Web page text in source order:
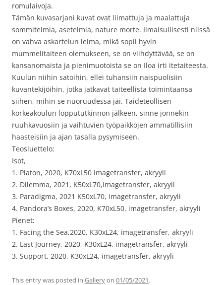
romulaivoja.
Tämän kuvasarjani kuvat ovat liimattuja ja maalattuja
sommitelmia, asetelmia, nature morte. Ilmaisullisesti niissä
on vahva askartelun leima, mikä sopii hyvin
mummelitaiteen olemukseen, se on viihdyttävää, se on
kansanomaista ja pienimuotoista se on Iloa irti itetaiteesta.
Kuulun niihin satoihin, ellei tuhansiin naispuolisiin
kuvantekijöihin, jotka jatkavat taiteellista toimintaansa
siihen, mihin se nuoruudessa jäi. Taideteollisen
korkeakoulun loppututkinnon jälkeen, sinne jonnekin
ruuhkavuosiin ja vaihtuvien työpaikkojen ammatillisiin
haasteisiin ja ajan tasalla pysymiseen.
Teosluettelo:
Isot,
1. Platon, 2020, K70xL50 imagetransfer, akryyli
2. Dilemma, 2021, K50xL70,imagetransfer, akryyli
3. Paradigma, 2021 K50xL70, imagetransfer, akryyli
4. Pandora’s Boxes, 2020, K70xL50, imagetransfer, akryyli
Pienet:
1. Facing the Sea,2020, K30xL24, imagetransfer, akryyli
2. Last Journey, 2020, K30xL24, imagetransfer, akryyli
3. Support, 2020, K30xL24, imagetransfer, akryyli
This entry was posted in Galleryon 01/05/2021.